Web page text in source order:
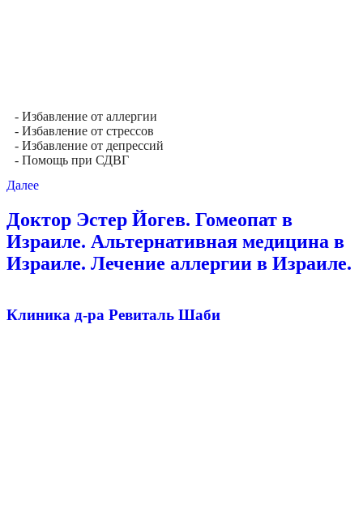
- Избавление от аллергии
- Избавление от стрессов
- Избавление от депрессий
- Помощь при СДВГ
Далее
Доктор Эстер Йогев. Гомеопат в
Израиле. Альтернативная медицина в
Израиле. Лечение аллергии в Израиле.
Клиника д-ра Ревиталь Шаби